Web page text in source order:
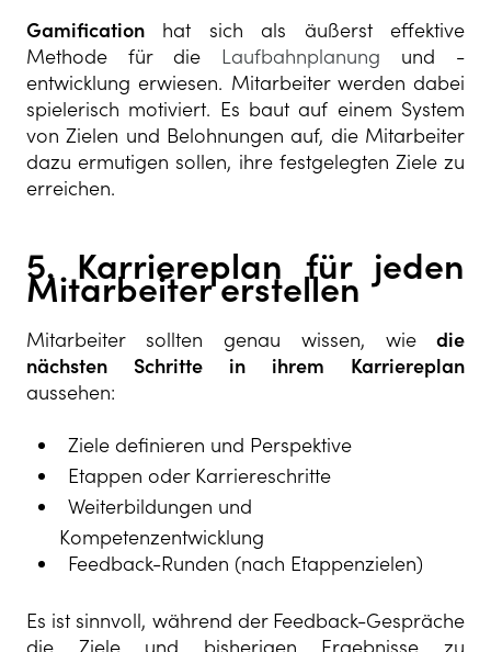
Gamification hat sich als äußerst effektive
Methode für die Laufbahnplanung und -
entwicklung erwiesen. Mitarbeiter werden dabei
spielerisch motiviert. Es baut auf einem System
von Zielen und Belohnungen auf, die Mitarbeiter
dazu ermutigen sollen, ihre festgelegten Ziele zu
erreichen.
5. Karriereplan für jeden
Mitarbeiter erstellen
Mitarbeiter sollten genau wissen, wie die
nächsten Schritte in ihrem Karriereplan
aussehen:
Ziele definieren und Perspektive
Etappen oder Karriereschritte
Weiterbildungen und
Kompetenzentwicklung
Feedback-Runden (nach Etappenzielen)
Es ist sinnvoll, während der Feedback-Gespräche